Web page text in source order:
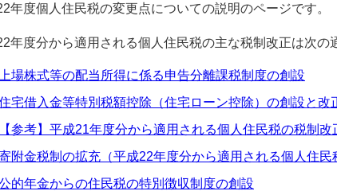
年度個人住民税の変更点についての説明のページです。
年度分から適用される個人住民税の主な税制改正は次の
上場株式等の配当所得に係る申告分離課税制度の創設
宅借入金等特別税額控除（住宅ローン控除）の創設と改
【参考】平成21年度分から適用される個人住民税の税制改
附金税制の拡充（平成22年度分から適用される個人住民
的年金からの住民税の特別徴収制度の創設